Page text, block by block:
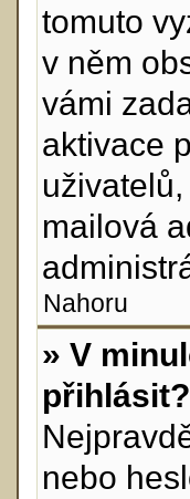
tomuto
v něm
vámi
aktivace
mailová
Nahoru
» V
nebo